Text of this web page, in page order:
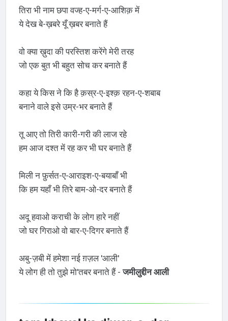
तिरा भी नाम छपा वज्ह-ए-मर्ग-ए-आशिक़ में
ये देख बे-ख़बरे यूँ ख़बर बनाते हैं
वो क्या ख़ुदा की परस्तिश करेंगे मेरी तरह
जो एक बुत भी बहुत सोच कर बनाते हैं
कहा ये किस ने कि है क़स्र-ए-इश्क़ रहन-ए-शबाब
बनाने वाले इसे उम्र-भर बनाते हैं
तू आए तो तिरी कारी-गरी की लाज रहे
हम आज दश्त में रह कर भी घर बनाते हैं
मिली न फ़ुर्सत-ए-आराइश-ए-बयाबाँ भी
कि हम यहाँ भी तिरे बाम-ओ-दर बनाते हैं
अदू हवाओ कराची के लोग हारे नहीं
जो घर गिराओ वो बार-ए-दिगर बनाते हैं
अबु-ज़बी में हमेशा नई ग़ज़ल 'आली'
ये लोग ही तो तुझे मो'तबर बनाते हैं -जमीलुद्दीन आली